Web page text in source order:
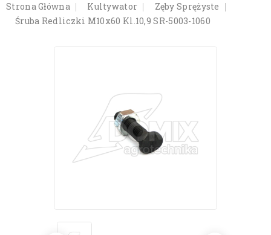
Strona Główna Kultywator
Zęby Sprężyste
Śruba Redliczki M10x60 Kl.10,9 SR-5003-1060